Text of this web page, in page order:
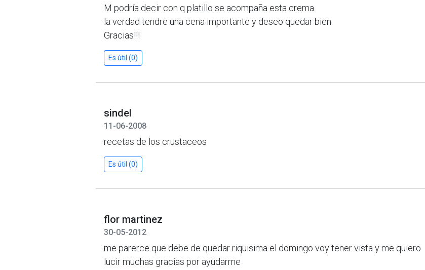
M podría decir con q platillo se acompaña esta crema.
la verdad tendre una cena importante y deseo quedar bien.
Gracias!!!
Es útil (0)
sindel
11-06-2008
recetas de los crustaceos
Es útil (0)
flor martinez
30-05-2012
me parerce que debe de quedar riquisima el domingo voy tener vista y me quiero
lucir muchas gracias por ayudarme